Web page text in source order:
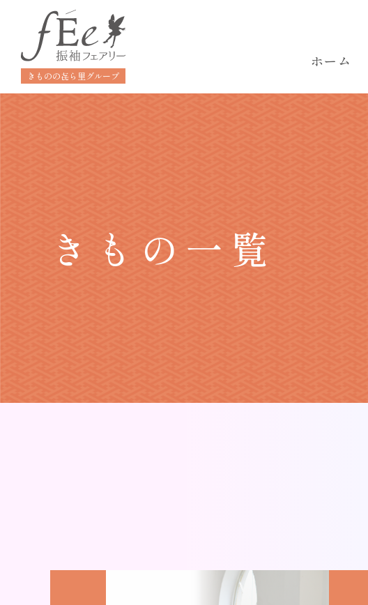
きものの㐂ら里グループ
ホーム
きもの一覧